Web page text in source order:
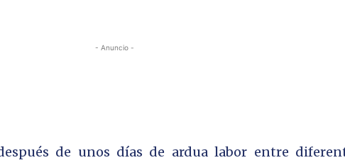
- Anuncio -
de unos días de ardua labor entre